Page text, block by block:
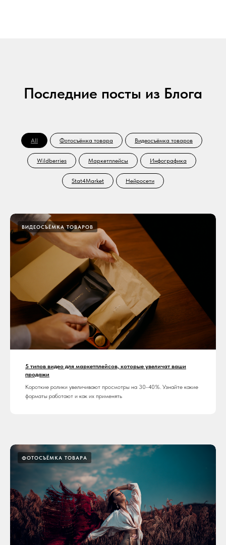
Последние посты из Блога
All Фотосъёмка товара Видеосъёмка товаров
Wildberries Маркетплейсы Инфографика
Stat4Market Нейросети
ВИДЕОСЪЁМКА ТОВАРОВ
5 типов видео для маркетплейсов, которые увеличат ваши
продажи
Короткие ролики увеличивают просмотры на 30-40%. Узнайте какие
форматы работают и как их применять
ФОТОСЪЁМКА ТОВАРА